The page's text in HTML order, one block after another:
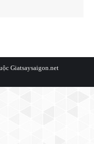
Giatsaysaigon.net